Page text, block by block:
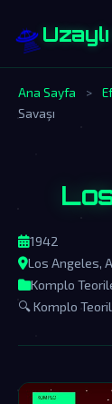
🛸
Ana Sayfa >
Savaşı
1942
Los Angeles,
Komplo
🔍 Komplo